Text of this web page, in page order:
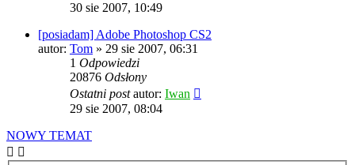
30 sie 2007, 10:49
[posiadam] Adobe Photoshop CS2
autor: Tom » 29 sie 2007, 06:31
1 Odpowiedzi
20876 Odsłony
Ostatni postautor: Iwan
29 sie 2007, 08:04
NOWY TEMAT